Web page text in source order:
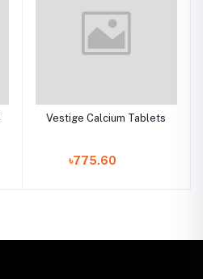
Vestige Calcium Tablets
৳775.60